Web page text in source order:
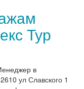
Тур
в
ул Славского 1